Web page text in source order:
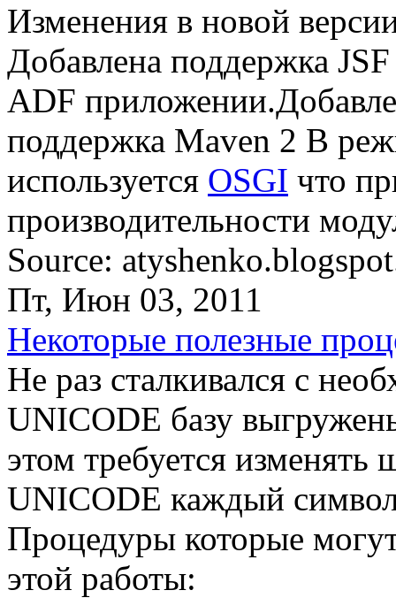
Изменения в новой
Добавлена поддержка
ADF
поддержка Maven 2 В
используется OSGI что
производительности
Source:
Пт, Июн 03, 2011
Некоторые полезные
Не раз сталкивался с
UNICODE базу
этом требуется изменять
UNICODE каждый символ
Процедуры которые
этой работы: